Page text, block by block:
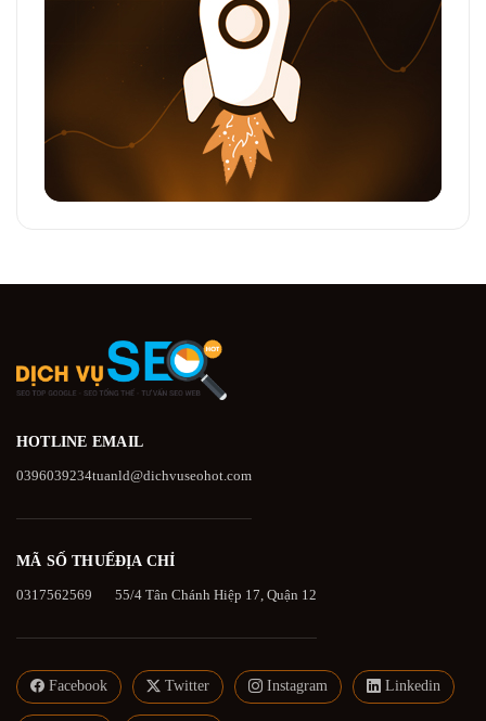
HOTLINE
0396039234
EMAIL
tuanld@dichvuseohot.com
MÃ SỐ THUẾ
0317562569
ĐỊA CHỈ
55/4 Tân Chánh Hiệp 17, Quận 12
Facebook Twitter Instagram Linkedin